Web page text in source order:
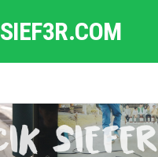
SIEF3R.COM